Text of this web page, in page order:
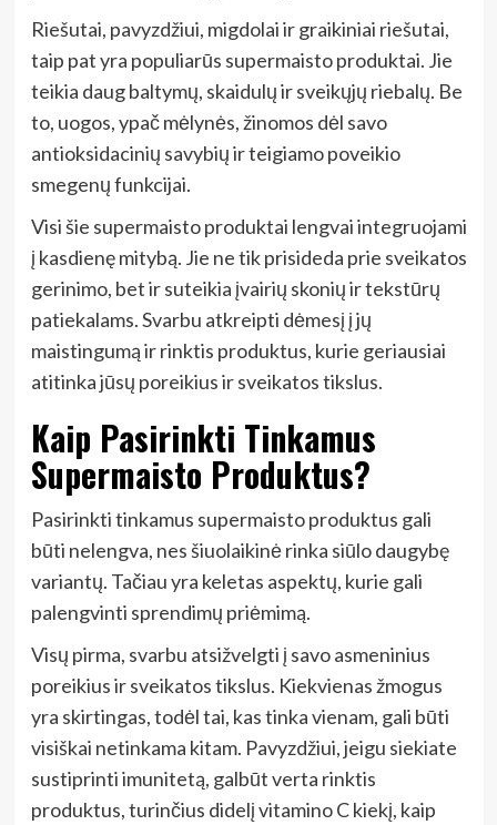
Riešutai, pavyzdžiui, migdolai ir graikiniai riešutai,
taip pat yra populiarūs supermaisto produktai. Jie
teikia daug baltymų, skaidulų ir sveikųjų riebalų. Be
to, uogos, ypač mėlynės, žinomos dėl savo
antioksidacinių savybių ir teigiamo poveikio
smegenų funkcijai.
Visi šie supermaisto produktai lengvai integruojami
į kasdienę mitybą. Jie ne tik prisideda prie sveikatos
gerinimo, bet ir suteikia įvairių skonių ir tekstūrų
patiekalams. Svarbu atkreipti dėmesį į jų
maistingumą ir rinktis produktus, kurie geriausiai
atitinka jūsų poreikius ir sveikatos tikslus.
Kaip Pasirinkti Tinkamus
Supermaisto Produktus?
Pasirinkti tinkamus supermaisto produktus gali
būti nelengva, nes šiuolaikinė rinka siūlo daugybę
variantų. Tačiau yra keletas aspektų, kurie gali
palengvinti sprendimų priėmimą.
Visų pirma, svarbu atsižvelgti į savo asmeninius
poreikius ir sveikatos tikslus. Kiekvienas žmogus
yra skirtingas, todėl tai, kas tinka vienam, gali būti
visiškai netinkama kitam. Pavyzdžiui, jeigu siekiate
sustiprinti imunitetą, galbūt verta rinktis
produktus, turinčius didelį vitamino C kiekį, kaip